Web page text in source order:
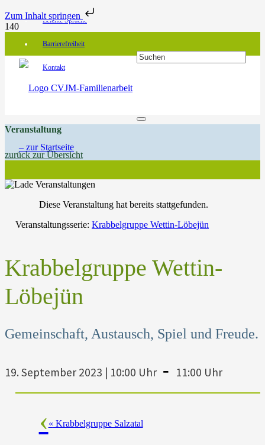
Zum Inhalt springen
Leichte Sprache
Barrierefreiheit
Kontakt
Veranstaltung
zurück zur Übersicht
Diese Veranstaltung hat bereits stattgefunden.
Veranstaltungsserie: Krabbelgruppe Wettin-Löbejün
Krabbelgruppe Wettin-
Löbejün
Gemeinschaft, Austausch, Spiel und Freude.
19. September 2023 | 10:00 Uhr - 11:00 Uhr
« Krabbelgruppe Salzatal